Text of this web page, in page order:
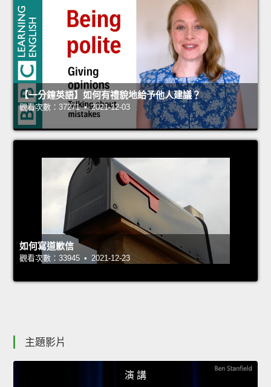
【一分鐘英語】如何有禮貌地給予他人建議？
觀看次數：37271 • 2021-12-03
如何寫道歉信
觀看次數：33945 • 2021-12-23
主題影片
演 講